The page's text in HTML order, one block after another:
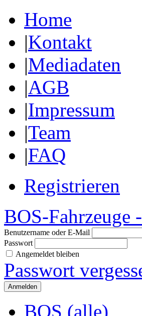
Home
|Kontakt
|Mediadaten
|AGB
|Impressum
|Team
|FAQ
Registrieren
BOS-Fahrzeuge
Benutzername oder E-Mail
Passwort
Angemeldet bleiben
Passwort
BOS (alle)